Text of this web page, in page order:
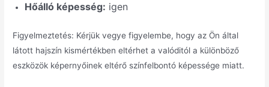
Hőálló képesség: igen
Figyelmeztetés: Kérjük vegye figyelembe, hogy az Ön által
látott hajszín kismértékben eltérhet a valóditól a különböző
eszközök képernyőinek eltérő színfelbontó képessége miatt.